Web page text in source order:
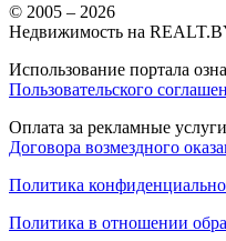
© 2005 – 2026
Недвижимость на
Использование портала
Пользовательского
Оплата за рекламные
Договора возмездного
Политика
Политика в отношении